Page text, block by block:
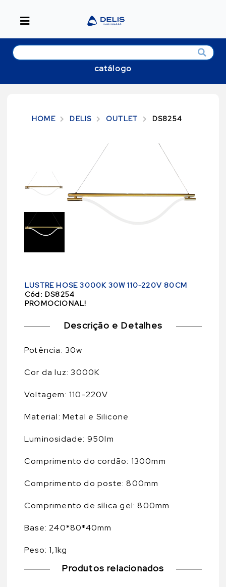
catálogo
HOME DELIS OUTLET DS8254
LUSTRE HOSE 3000K 30W 110-220V 80CM
Cód: DS8254
PROMOCIONAL!
Descrição e Detalhes
Potência: 30w
Cor da luz: 3000K
Voltagem: 110-220V
Material: Metal e Silicone
Luminosidade: 950lm
Comprimento do cordão: 1300mm
Comprimento do poste: 800mm
Comprimento de sílica gel: 800mm
Base: 240*80*40mm
Peso: 1,1kg
Produtos relacionados